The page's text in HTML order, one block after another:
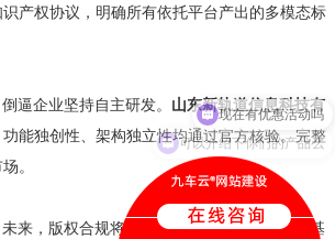
产权协议，明确所有依托平台产出的多模态标
逼企业坚持自主研发。 山东新轨道信息科技有
能独创性、架构独立性均通过官方核验。完整
。
来，版权合规将成为多模态数据标注企业的基
可以介绍下你们的产品么